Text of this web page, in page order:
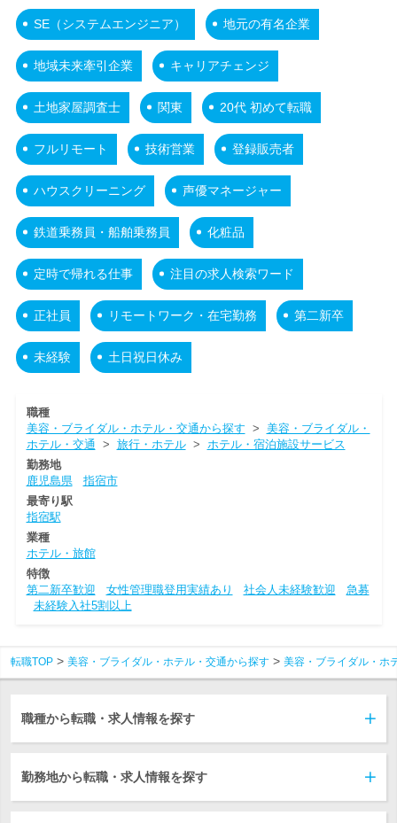
SE（システムエンジニア） 地元の有名企業
地域未来牽引企業 キャリアチェンジ
土地家屋調査士 関東 20代 初めて転職
フルリモート 技術営業 登録販売者
ハウスクリーニング 声優マネージャー
鉄道乗務員・船舶乗務員 化粧品
定時で帰れる仕事 注目の求人検索ワード
正社員 リモートワーク・在宅勤務 第二新卒
未経験 土日祝日休み
職種
美容・ブライダル・ホテル・交通から探す > 美容・ブライダル・
ホテル・交通 > 旅行・ホテル> ホテル・宿泊施設サービス
勤務地
鹿児島県
指宿市
最寄り駅
指宿駅
業種
ホテル・旅館
特徴
第二新卒歓迎
女性管理職登用実績あり 社会人未経験歓迎
急募
未経験入社5割以上
転職TOP 美容・ブライダル・ホテル・交通から探す 美容・ブライダル・ホ
職種から転職・求人情報を探す
勤務地から転職・求人情報を探す